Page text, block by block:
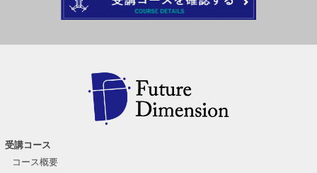
受講コース
コース概要